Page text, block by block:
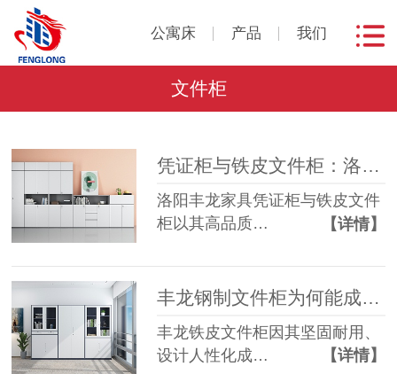
公寓床 产品 我们
文件柜
凭证柜与铁皮文件柜：洛阳丰龙家具优质选择
洛阳丰龙家具凭证柜与铁皮文件
柜以其高品质…
【详情】
丰龙钢制文件柜为何能成为办公首选？
丰龙铁皮文件柜因其坚固耐用、
设计人性化成…
【详情】